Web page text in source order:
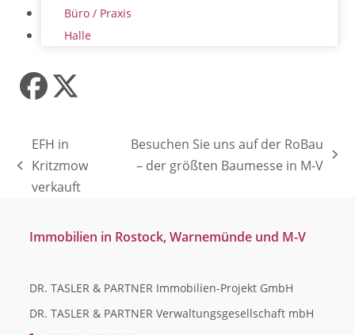
Büro / Praxis
Halle
Facebook
Twitter
vorheriger
Beitrag:
EFH in
Kritzmow
verkauft
Nächster
Besuchen Sie uns auf der RoBau
– der größten Baumesse in M-V
Immobilien in Rostock, Warnemünde und M-V
DR. TASLER & PARTNER Immobilien-Projekt GmbH
DR. TASLER & PARTNER Verwaltungsgesellschaft mbH